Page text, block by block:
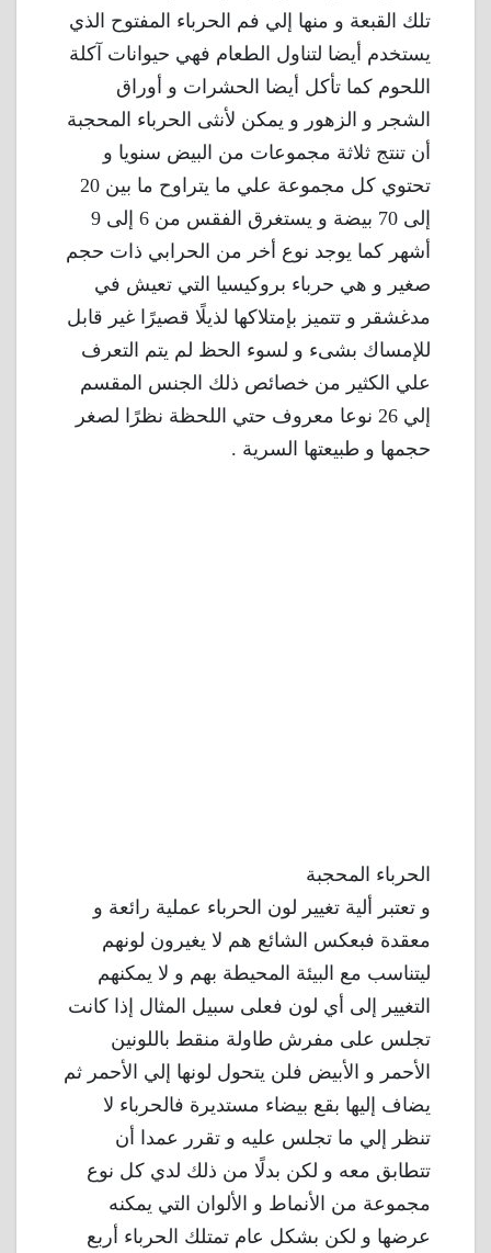
تلك القبعة و منها إلي فم الحرباء المفتوح الذي
يستخدم أيضا لتناول الطعام فهي حيوانات آكلة
اللحوم كما تأكل أيضا الحشرات و أوراق
الشجر و الزهور و يمكن لأنثى الحرباء المحجبة
أن تنتج ثلاثة مجموعات من البيض سنويا و
تحتوي كل مجموعة علي ما يتراوح ما بين 20
إلى 70 بيضة و يستغرق الفقس من 6 إلى 9
أشهر كما يوجد نوع أخر من الحرابي ذات حجم
صغير و هي حرباء بروكيسيا التي تعيش في
مدغشقر و تتميز بإمتلاكها لذيلًا قصيرًا غير قابل
للإمساك بشىء و لسوء الحظ لم يتم التعرف
علي الكثير من خصائص ذلك الجنس المقسم
إلي 26 نوعا معروف حتي اللحظة نظرًا لصغر
حجمها و طبيعتها السرية .
الحرباء المحجبة
و تعتبر ألية تغيير لون الحرباء عملية رائعة و
معقدة فبعكس الشائع هم لا يغيرون لونهم
ليتناسب مع البيئة المحيطة بهم و لا يمكنهم
التغيير إلى أي لون فعلى سبيل المثال إذا كانت
تجلس على مفرش طاولة منقط باللونين
الأحمر و الأبيض فلن يتحول لونها إلي الأحمر ثم
يضاف إليها بقع بيضاء مستديرة فالحرباء لا
تنظر إلي ما تجلس عليه و تقرر عمدا أن
تتطابق معه و لكن بدلًا من ذلك لدي كل نوع
مجموعة من الأنماط و الألوان التي يمكنه
عرضها و لكن بشكل عام تمتلك الحرباء أربع